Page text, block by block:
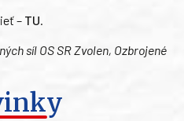
– TU
síl OS SR Zvolen, Ozbrojené